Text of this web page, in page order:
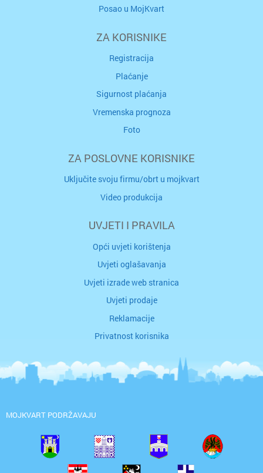
Posao u MojKvart
ZA KORISNIKE
Registracija
Plaćanje
Sigurnost plaćanja
Vremenska prognoza
Foto
ZA POSLOVNE KORISNIKE
Uključite svoju firmu/obrt u mojkvart
Video produkcija
UVJETI I PRAVILA
Opći uvjeti korištenja
Uvjeti oglašavanja
Uvjeti izrade web stranica
Uvjeti prodaje
Reklamacije
Privatnost korisnika
MOJKVART PODRŽAVAJU